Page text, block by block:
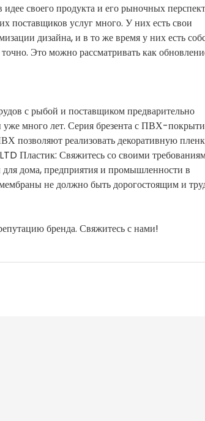
своего продукта и его рыночных
поставщиков услуг много. У них есть свои
дизайна, и в то же время у них есть
Это можно рассматривать как
с рыбой и поставщиком предварительно
уже много лет. Серия брезента с ПВХ-
позволяют реализовать декоративную
Пластик: Свяжитесь со своими
для дома, предприятия и промышленности в
не должно быть дорогостоящим и
бренда. Свяжитесь с нами!